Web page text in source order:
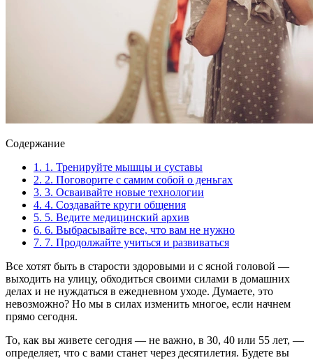
Содержание
1. 1. Тренируйте мышцы и суставы
2. 2. Поговорите с самим собой о деньгах
3. 3. Осваивайте новые технологии
4. 4. Создавайте круги общения
5. 5. Ведите медицинский архив
6. 6. Выбрасывайте все, что вам не нужно
7. 7. Продолжайте учиться и развиваться
Все хотят быть в старости здоровыми и с ясной головой —
выходить на улицу, обходиться своими силами в домашних
делах и не нуждаться в ежедневном уходе. Думаете, это
невозможно? Но мы в силах изменить многое, если начнем
прямо сегодня.
То, как вы живете сегодня — не важно, в 30, 40 или 55 лет, —
определяет, что с вами станет через десятилетия. Будете вы